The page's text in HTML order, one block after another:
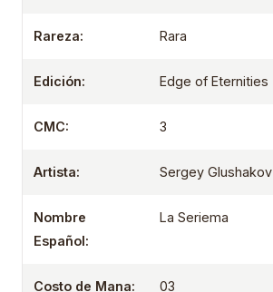
Rareza: Rara
Edición: Edge of Eternities
CMC: 3
Artista: Sergey Glushakov
Nombre
Español:
La Seriema
Costo de Mana: 03